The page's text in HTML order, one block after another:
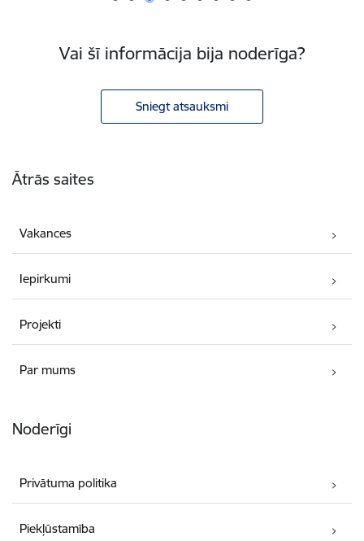
Vai šī informācija bija noderīga?
Sniegt atsauksmi
Ātrās saites
Vakances
Iepirkumi
Projekti
Par mums
Noderīgi
Privātuma politika
Piekļūstamība